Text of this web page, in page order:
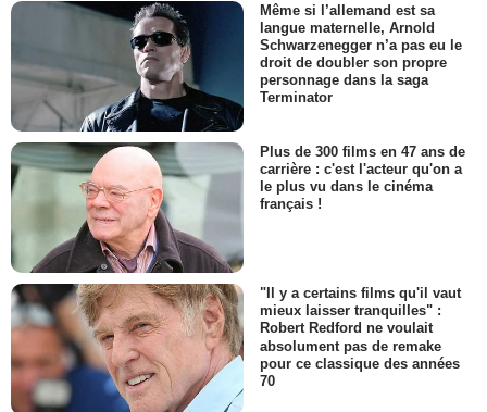
Même si l’allemand est sa
langue maternelle, Arnold
Schwarzenegger n’a pas eu le
droit de doubler son propre
personnage dans la saga
Terminator
Plus de 300 films en 47 ans de
carrière : c'est l'acteur qu'on a
le plus vu dans le cinéma
français !
"Il y a certains films qu'il vaut
mieux laisser tranquilles" :
Robert Redford ne voulait
absolument pas de remake
pour ce classique des années
70